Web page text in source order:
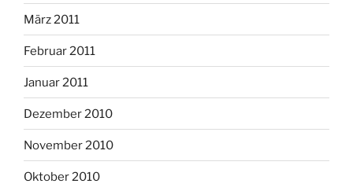
März 2011
Februar 2011
Januar 2011
Dezember 2010
November 2010
Oktober 2010